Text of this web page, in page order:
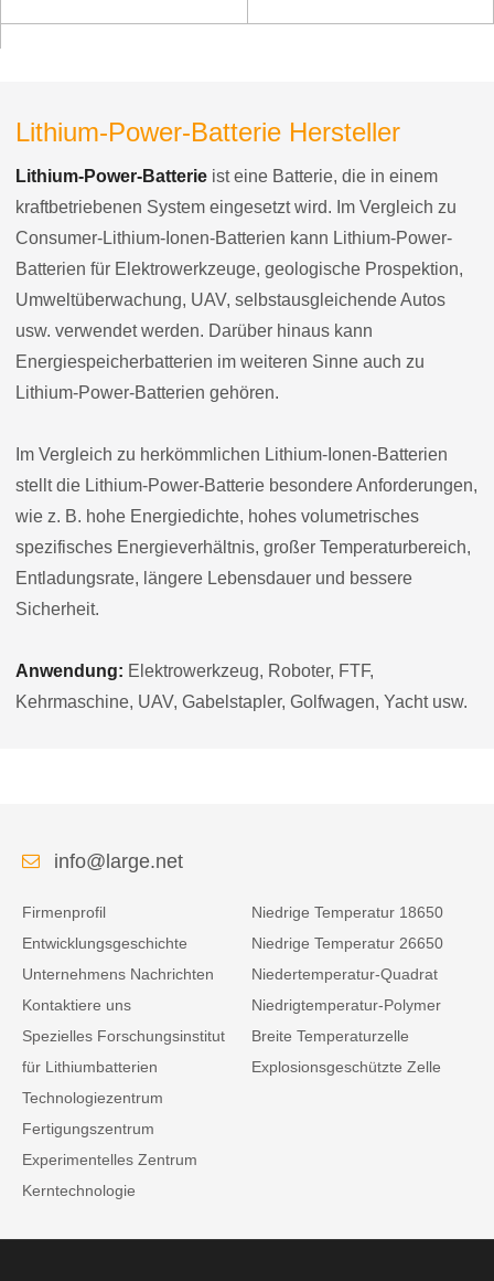
Lithium-Power-Batterie Hersteller
Lithium-Power-Batterie ist eine Batterie, die in einem
kraftbetriebenen System eingesetzt wird. Im Vergleich zu
Consumer-Lithium-Ionen-Batterien kann Lithium-Power-
Batterien für Elektrowerkzeuge, geologische Prospektion,
Umweltüberwachung, UAV, selbstausgleichende Autos
usw. verwendet werden. Darüber hinaus kann
Energiespeicherbatterien im weiteren Sinne auch zu
Lithium-Power-Batterien gehören.
Im Vergleich zu herkömmlichen Lithium-Ionen-Batterien
stellt die Lithium-Power-Batterie besondere Anforderungen,
wie z. B. hohe Energiedichte, hohes volumetrisches
spezifisches Energieverhältnis, großer Temperaturbereich,
Entladungsrate, längere Lebensdauer und bessere
Sicherheit.
Anwendung: Elektrowerkzeug, Roboter, FTF,
Kehrmaschine, UAV, Gabelstapler, Golfwagen, Yacht usw.
info@large.net
Firmenprofil
Entwicklungsgeschichte
Unternehmens Nachrichten
Kontaktiere uns
Spezielles Forschungsinstitut
für Lithiumbatterien
Technologiezentrum
Fertigungszentrum
Experimentelles Zentrum
Kerntechnologie
Niedrige Temperatur 18650
Niedrige Temperatur 26650
Niedertemperatur-Quadrat
Niedrigtemperatur-Polymer
Breite Temperaturzelle
Explosionsgeschützte Zelle